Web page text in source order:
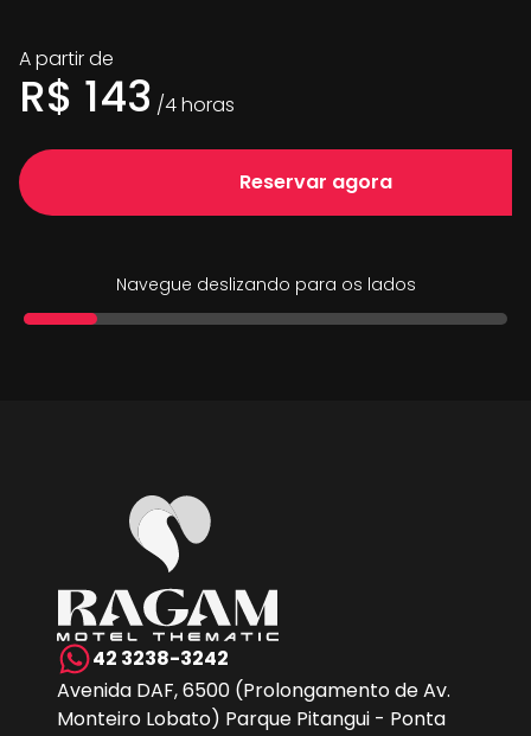
A partir de
R$ 143 /4horas
Reservar agora
Navegue deslizando para os lados
42 3238-3242
Avenida DAF, 6500 (Prolongamento de Av.
Monteiro Lobato) Parque Pitangui - Ponta